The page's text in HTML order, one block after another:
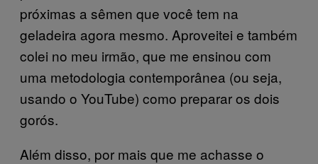
próximas a sêmen que você tem na
geladeira agora mesmo. Aproveitei e também
colei no meu irmão, que me ensinou com
uma metodologia contemporânea (ou seja,
usando o YouTube) como preparar os dois
gorós.
Além disso, por mais que me achasse o